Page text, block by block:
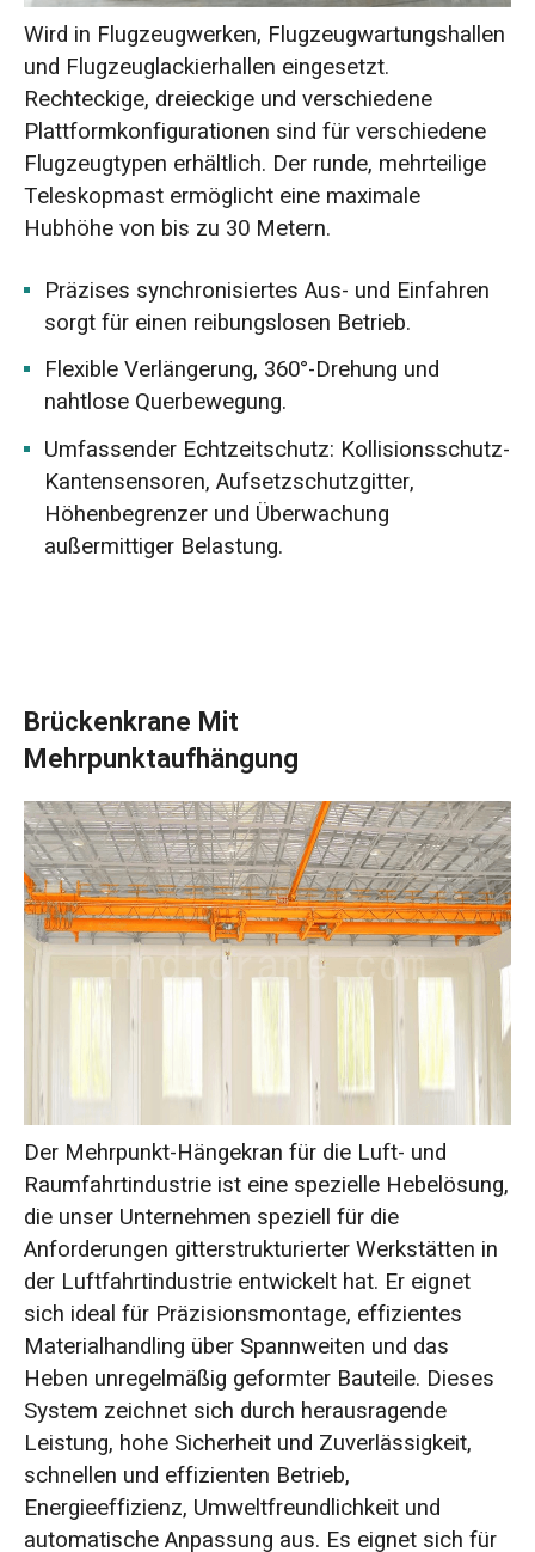
Wird in Flugzeugwerken, Flugzeugwartungshallen
und Flugzeuglackierhallen eingesetzt.
Rechteckige, dreieckige und verschiedene
Plattformkonfigurationen sind für verschiedene
Flugzeugtypen erhältlich. Der runde, mehrteilige
Teleskopmast ermöglicht eine maximale
Hubhöhe von bis zu 30 Metern.
Präzises synchronisiertes Aus- und Einfahren
sorgt für einen reibungslosen Betrieb.
Flexible Verlängerung, 360°-Drehung und
nahtlose Querbewegung.
Umfassender Echtzeitschutz: Kollisionsschutz-
Kantensensoren, Aufsetzschutzgitter,
Höhenbegrenzer und Überwachung
außermittiger Belastung.
Brückenkrane Mit
Mehrpunktaufhängung
Der Mehrpunkt-Hängekran für die Luft- und
Raumfahrtindustrie ist eine spezielle Hebelösung,
die unser Unternehmen speziell für die
Anforderungen gitterstrukturierter Werkstätten in
der Luftfahrtindustrie entwickelt hat. Er eignet
sich ideal für Präzisionsmontage, effizientes
Materialhandling über Spannweiten und das
Heben unregelmäßig geformter Bauteile. Dieses
System zeichnet sich durch herausragende
Leistung, hohe Sicherheit und Zuverlässigkeit,
schnellen und effizienten Betrieb,
Energieeffizienz, Umweltfreundlichkeit und
automatische Anpassung aus. Es eignet sich für